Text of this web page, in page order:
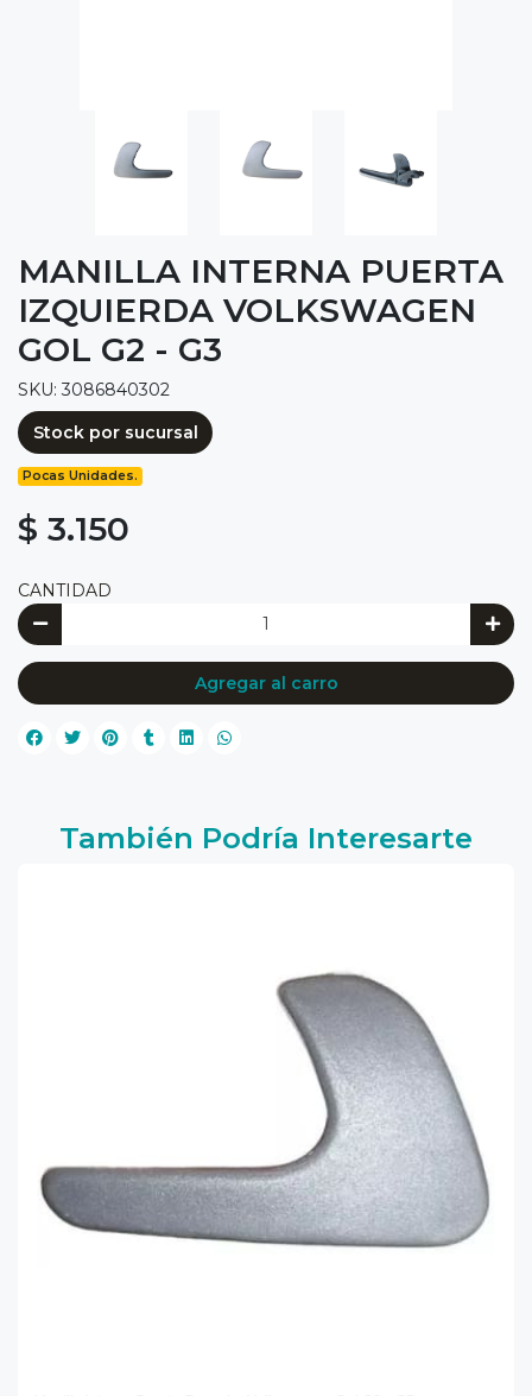
MANILLA INTERNA PUERTA
IZQUIERDA VOLKSWAGEN
GOL G2 - G3
SKU: 3086840302
Stock por sucursal
Pocas Unidades.
$ 3.150
CANTIDAD
Agregar al carro
También Podría Interesarte